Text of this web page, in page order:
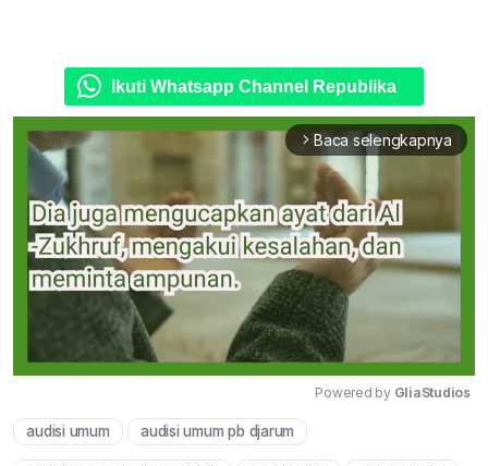
Ikuti Whatsapp Channel Republika
arrow_forward_ios Baca selengkapnya
Powered by GliaStudios
audisi umum audisi umum pb djarum